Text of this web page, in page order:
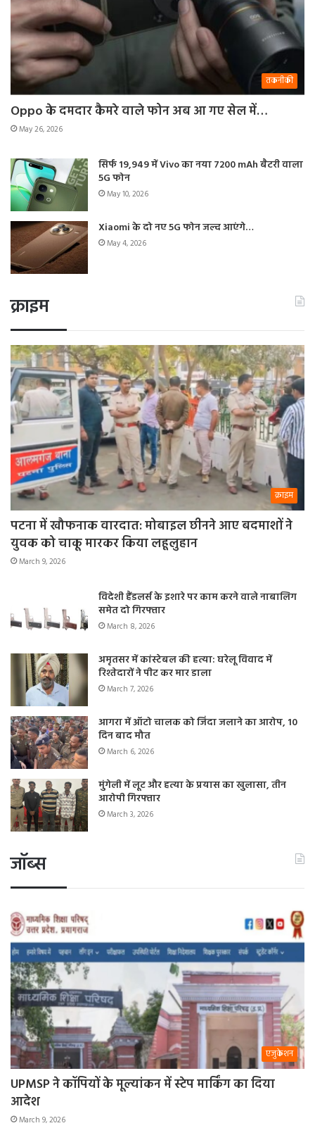
तकनीकी
Oppo के दमदार कैमरे वाले फोन अब आ गए सेल में…
May 26, 2026
सिर्फ 19,949 में Vivo का नया 7200 mAh बैटरी वाला
5G फोन
May 10, 2026
Xiaomi के दो नए 5G फोन जल्द आएंगे…
May 4, 2026
क्राइम
क्राइम
पटना में खौफनाक वारदात: मोबाइल छीनने आए बदमाशों ने
युवक को चाकू मारकर किया लहूलुहान
March 9, 2026
विदेशी हैंडलर्स के इशारे पर काम करने वाले नाबालिग
समेत दो गिरफ्तार
March 8, 2026
अमृतसर में कांस्टेबल की हत्या: घरेलू विवाद में
रिश्तेदारों ने पीट कर मार डाला
March 7, 2026
आगरा में ऑटो चालक को जिंदा जलाने का आरोप, 10
दिन बाद मौत
March 6, 2026
मुंगेली में लूट और हत्या के प्रयास का खुलासा, तीन
आरोपी गिरफ्तार
March 3, 2026
जॉब्स
एजुकेशन
UPMSP ने कॉपियों के मूल्यांकन में स्टेप मार्किंग का दिया
आदेश
March 9, 2026